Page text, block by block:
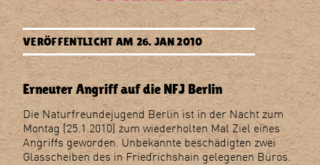
forum
naturfreundejugend
e.v.
Erneuter
Angriff
auf
die
NFJ
Berlin
VERÖFFENTLICHT AM 26. JAN 2010
Erneuter Angriff auf die NFJ Berlin
Die Naturfreundejugend Berlin ist in der Nacht zum
Montag (25.1.2010) zum wiederholten Mal Ziel eines
Angriffs geworden. Unbekannte beschädigten zwei
Glasscheiben des in Friedrichshain gelegenen Büros.